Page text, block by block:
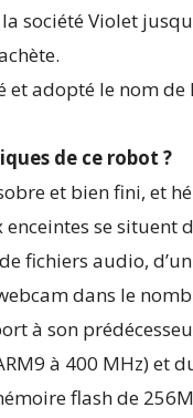
société Violet
et adopté le nom
de ce robot ?
et bien fini, et
se situent
fichiers audio,
dans le
à son
à 400 MHz) et
flash de